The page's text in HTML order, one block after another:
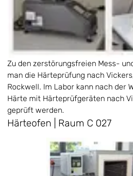
Zu den zerstörungsfreien Mess-
man die Härteprüfung nach
Rockwell. Im Labor kann nach der
Härte mit Härteprüfgeräten nach
geprüft werden.
Härteofen | Raum C 027